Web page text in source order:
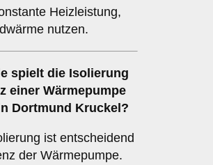
Heizleistung,
nutzen.
spielt die Isolierung
einer Wärmepumpe
Dortmund Kruckel?
ist entscheidend
der Wärmepumpe.